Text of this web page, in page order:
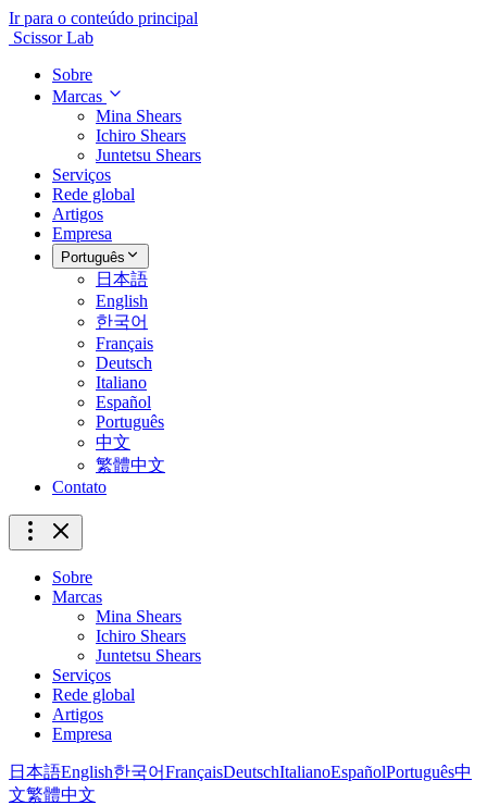
Ir para o conteúdo principal
Scissor Lab
Sobre
Marcas
Mina Shears
Ichiro Shears
Juntetsu Shears
Serviços
Rede global
Artigos
Empresa
Português
日本語
English
한국어
Français
Deutsch
Italiano
Español
Português
中文
繁體中文
Contato
Sobre
Marcas
Mina Shears
Ichiro Shears
Juntetsu Shears
Serviços
Rede global
Artigos
Empresa
日本語English한국어FrançaisDeutschItalianoEspañolPortuguês中
文繁體中文